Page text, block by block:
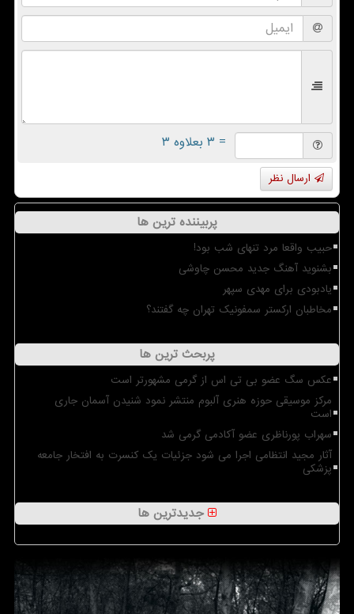
= ۳ بعلاوه ۳
ارسال نظر
پربیننده ترین ها
حبیب واقعا مرد تنهای شب بود!
بشنوید آهنگ جدید محسن چاوشی
یادبودی برای مهدی سپهر
مخاطبان ارکستر سمفونیک تهران چه گفتند؟
پربحث ترین ها
عکس سگ عضو بی تی اس از گرمی مشهورتر است
مرکز موسیقی حوزه هنری آلبوم منتشر نمود شنیدن آسمان جاری
است
سهراب پورناظری عضو آکادمی گرمی شد
آثار مجید انتظامی اجرا می شود جزئیات یک کنسرت به افتخار جامعه
پزشکی
جدیدترین ها